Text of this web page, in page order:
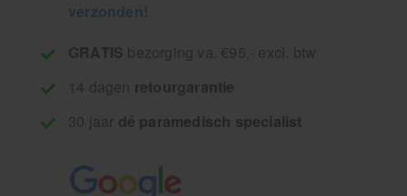
verzonden!
GRATIS bezorging va. €95,- excl. btw
14 dagen retourgarantie
30 jaar dé paramedisch specialist